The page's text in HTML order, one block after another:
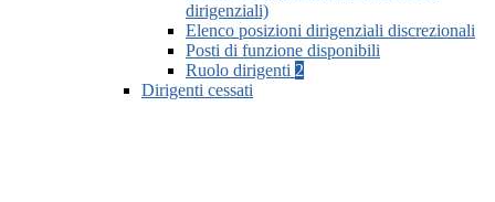
dirigenziali)
Elenco posizioni dirigenziali discrezionali
Posti di funzione disponibili
Ruolo dirigenti 2
Dirigenti cessati